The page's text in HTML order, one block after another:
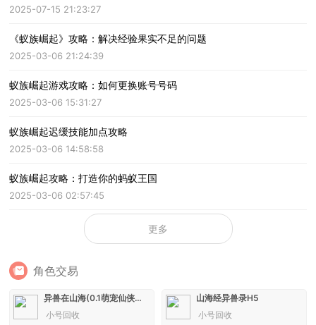
2025-07-15 21:23:27
《蚁族崛起》攻略：解决经验果实不足的问题
2025-03-06 21:24:39
蚁族崛起游戏攻略：如何更换账号号码
2025-03-06 15:31:27
蚁族崛起迟缓技能加点攻略
2025-03-06 14:58:58
蚁族崛起攻略：打造你的蚂蚁王国
2025-03-06 02:57:45
更多
角色交易
异兽在山海(0.1萌宠仙侠高爆版)H5
小号回收
山海经异兽录H5
小号回收